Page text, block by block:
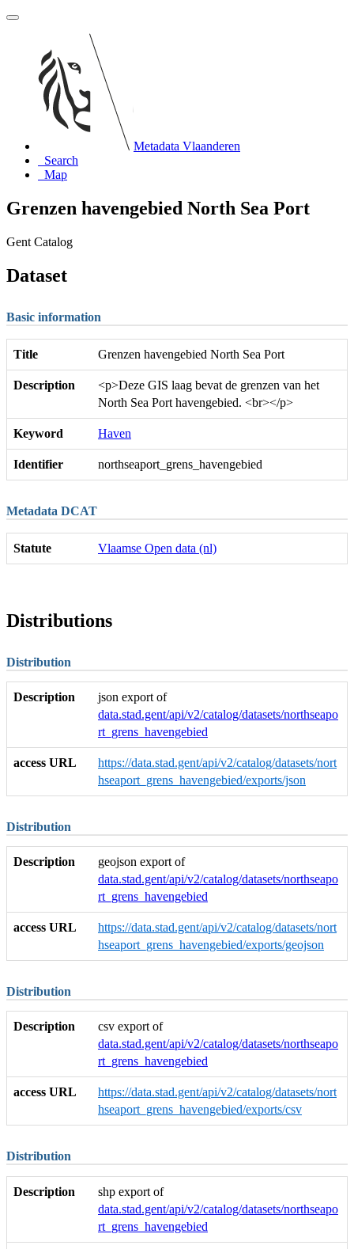
Metadata Vlaanderen
Search
Map
Grenzen havengebied North Sea Port
Gent Catalog
Dataset
Basic information
Title Grenzen havengebied North Sea Port
Description
<p>Deze GIS laag bevat de grenzen van het
North Sea Port havengebied. <br></p>
Keyword Haven
Identifier northseaport_grens_havengebied
Metadata DCAT
Statute Vlaamse Open data (nl)
Distributions
Distribution
Description
json export of
data.stad.gent/api/v2/catalog/datasets/northseapo
rt_grens_havengebied
access URL
https://data.stad.gent/api/v2/catalog/datasets/nort
hseaport_grens_havengebied/exports/json
Distribution
Description
geojson export of
data.stad.gent/api/v2/catalog/datasets/northseapo
rt_grens_havengebied
access URL
https://data.stad.gent/api/v2/catalog/datasets/nort
hseaport_grens_havengebied/exports/geojson
Distribution
Description
csv export of
data.stad.gent/api/v2/catalog/datasets/northseapo
rt_grens_havengebied
access URL
https://data.stad.gent/api/v2/catalog/datasets/nort
hseaport_grens_havengebied/exports/csv
Distribution
Description
shp export of
data.stad.gent/api/v2/catalog/datasets/northseapo
rt_grens_havengebied